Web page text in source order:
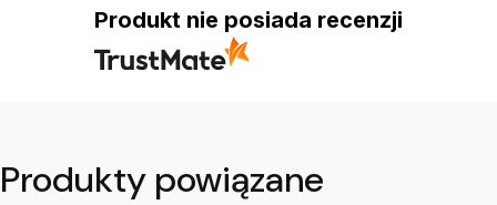
Produkt nie posiada recenzji
Produkty powiązane